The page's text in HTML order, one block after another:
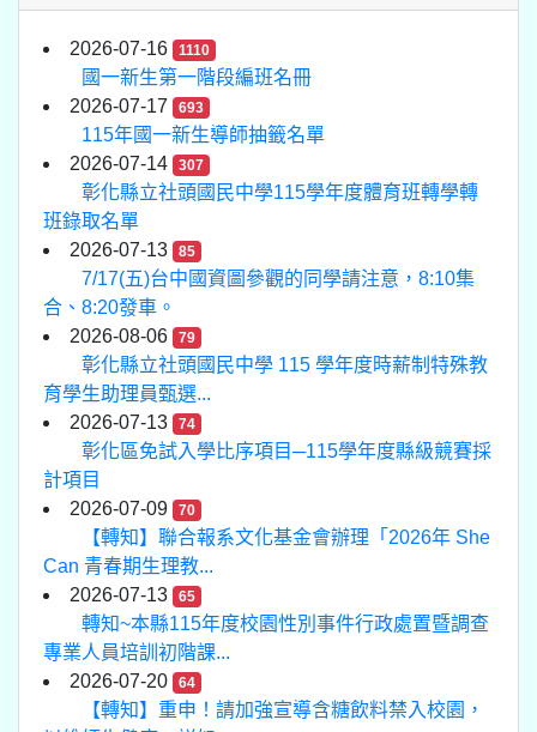
2026-07-16 1110
國一新生第一階段編班名冊
2026-07-17
693
115年國一新生導師抽籤名單
2026-07-14
307
彰化縣立社頭國民中學115學年度體育班轉學轉
班錄取名單
2026-07-13
85
7/17(五)台中國資圖參觀的同學請注意，8:10集
合、8:20發車。
2026-08-06
79
彰化縣立社頭國民中學 115 學年度時薪制特殊教
育學生助理員甄選...
2026-07-13
74
彰化區免試入學比序項目─115學年度縣級競賽採
計項目
2026-07-09
70
【轉知】聯合報系文化基金會辦理「2026年 She
Can 青春期生理教...
2026-07-13
65
轉知~本縣115年度校園性別事件行政處置暨調查
專業人員培訓初階課...
2026-07-20
64
【轉知】重申！請加強宣導含糖飲料禁入校園，